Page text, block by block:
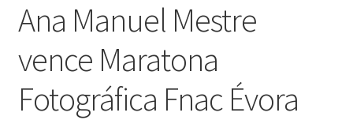
Carrinho
Checkout
Cookie Policy
Ana Manuel Mestre
vence Maratona
Fotográfica Fnac Évora